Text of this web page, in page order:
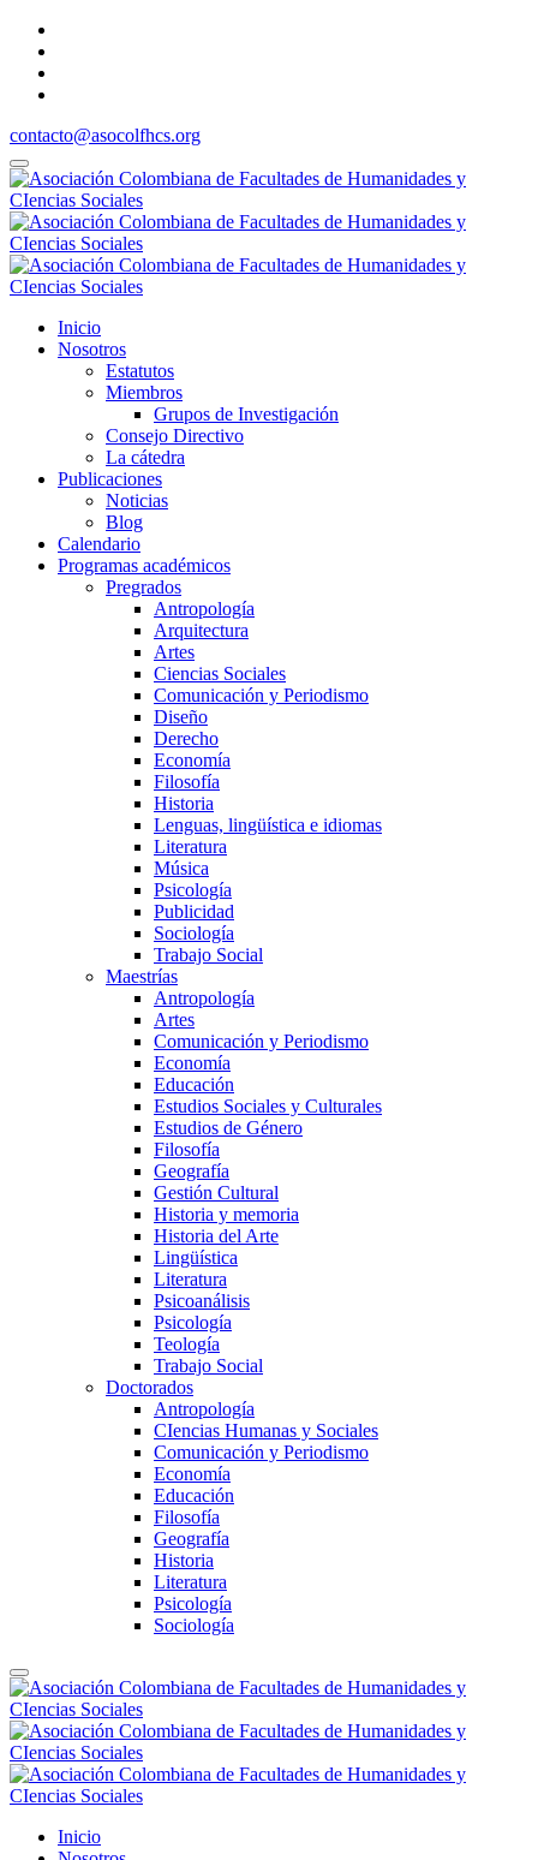
contacto@asocolfhcs.org
Inicio
Nosotros
Estatutos
Miembros
Grupos de Investigación
Consejo Directivo
La cátedra
Publicaciones
Noticias
Blog
Calendario
Programas académicos
Pregrados
Antropología
Arquitectura
Artes
Ciencias Sociales
Comunicación y Periodismo
Diseño
Derecho
Economía
Filosofía
Historia
Lenguas, lingüística e idiomas
Literatura
Música
Psicología
Publicidad
Sociología
Trabajo Social
Maestrías
Antropología
Artes
Comunicación y Periodismo
Economía
Educación
Estudios Sociales y Culturales
Estudios de Género
Filosofía
Geografía
Gestión Cultural
Historia y memoria
Historia del Arte
Lingüística
Literatura
Psicoanálisis
Psicología
Teología
Trabajo Social
Doctorados
Antropología
CIencias Humanas y Sociales
Comunicación y Periodismo
Economía
Educación
Filosofía
Geografía
Historia
Literatura
Psicología
Sociología
Inicio